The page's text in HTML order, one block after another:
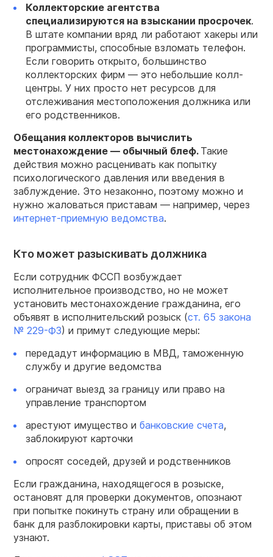
Коллекторские агентства
специализируются на взыскании просрочек.
В штате компании вряд ли работают хакеры или
программисты, способные взломать телефон.
Если говорить открыто, большинство
коллекторских фирм — это небольшие колл-
центры. У них просто нет ресурсов для
отслеживания местоположения должника или
его родственников.
Обещания коллекторов вычислить
местонахождение — обычный блеф. Такие
действия можно расценивать как попытку
психологического давления или введения в
заблуждение. Это незаконно, поэтому можно и
нужно жаловаться приставам — например, через
интернет-приемную ведомства.
Кто может разыскивать должника
Если сотрудник ФССП возбуждает
исполнительное производство, но не может
установить местонахождение гражданина, его
объявят в исполнительский розыск (ст. 65 закона
№ 229-ФЗ) и примут следующие меры:
передадут информацию в МВД, таможенную
службу и другие ведомства
ограничат выезд за границу или право на
управление транспортом
арестуют имущество и банковские счета,
заблокируют карточки
опросят соседей, друзей и родственников
Если гражданина, находящегося в розыске,
остановят для проверки документов, опознают
при попытке покинуть страну или обращении в
банк для разблокировки карты, приставы об этом
узнают.